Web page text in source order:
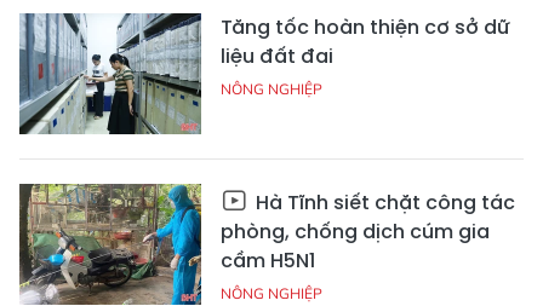
Tăng tốc hoàn thiện cơ sở dữ
liệu đất đai
NÔNG NGHIỆP
Hà Tĩnh siết chặt công tác
phòng, chống dịch cúm gia
cầm H5N1
NÔNG NGHIỆP